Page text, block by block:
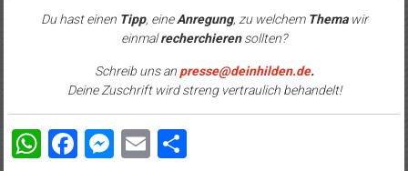
Du hast einen Tipp, eineAnregung, zu welchem Themawir
einmalrecherchierensollten?
Schreib uns an presse@deinhilden.de.
Deine Zuschrift wird streng vertraulich behandelt!
WhatsApp
Facebook
Messenger
EmailTeilen